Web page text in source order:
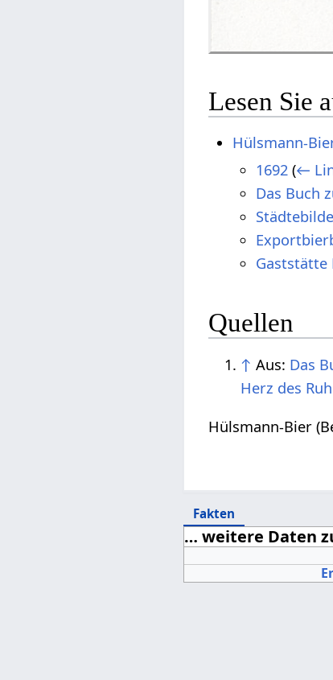
Lesen Sie
Hülsmann-
1692 (←
Das Buch
Gaststätte
Quellen
↑ Aus: Das
Herz des
Hülsmann-Bier
Fakten
… weitere Daten